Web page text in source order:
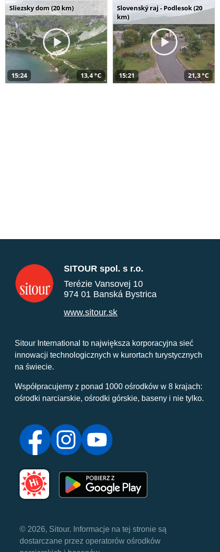
Sliezsky dom (20 km)
15:24 13,4 °C
Slovenský raj - Podlesok (20
km)
15:21 21,3 °C
SITOUR spol. s r.o.
Terézie Vansovej 10
974 01 Banská Bystrica
www.sitour.sk
Sitour International to największa korporacyjna sieć
innowacji technologicznych w kurortach turystycznych
na świecie.
Współpracujemy z ponad 1000 ośrodków w 8 krajach:
ośrodki narciarskie, ośrodki górskie, baseny i nie tylko.
© 2026, Sitour. Informacje na tej stronie są
dostarczane przez operatorów ośrodków